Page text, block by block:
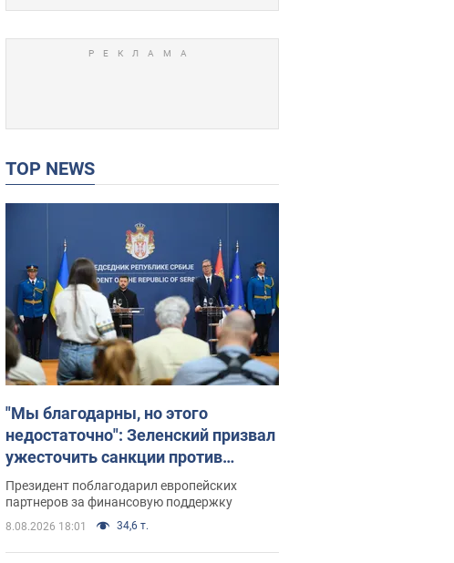
TOP NEWS
"Мы благодарны, но этого
недостаточно": Зеленский призвал
ужесточить санкции против
России
Президент поблагодарил европейских
партнеров за финансовую поддержку
8.08.2026 18:01 34,6 т.